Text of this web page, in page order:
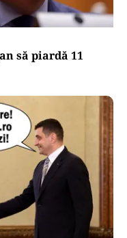
să piardă 11